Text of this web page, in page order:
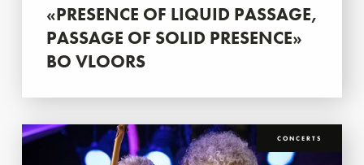
«PRESENCE OF LIQUID PASSAGE,
PASSAGE OF SOLID PRESENCE»
BO VLOORS
CONCERTS